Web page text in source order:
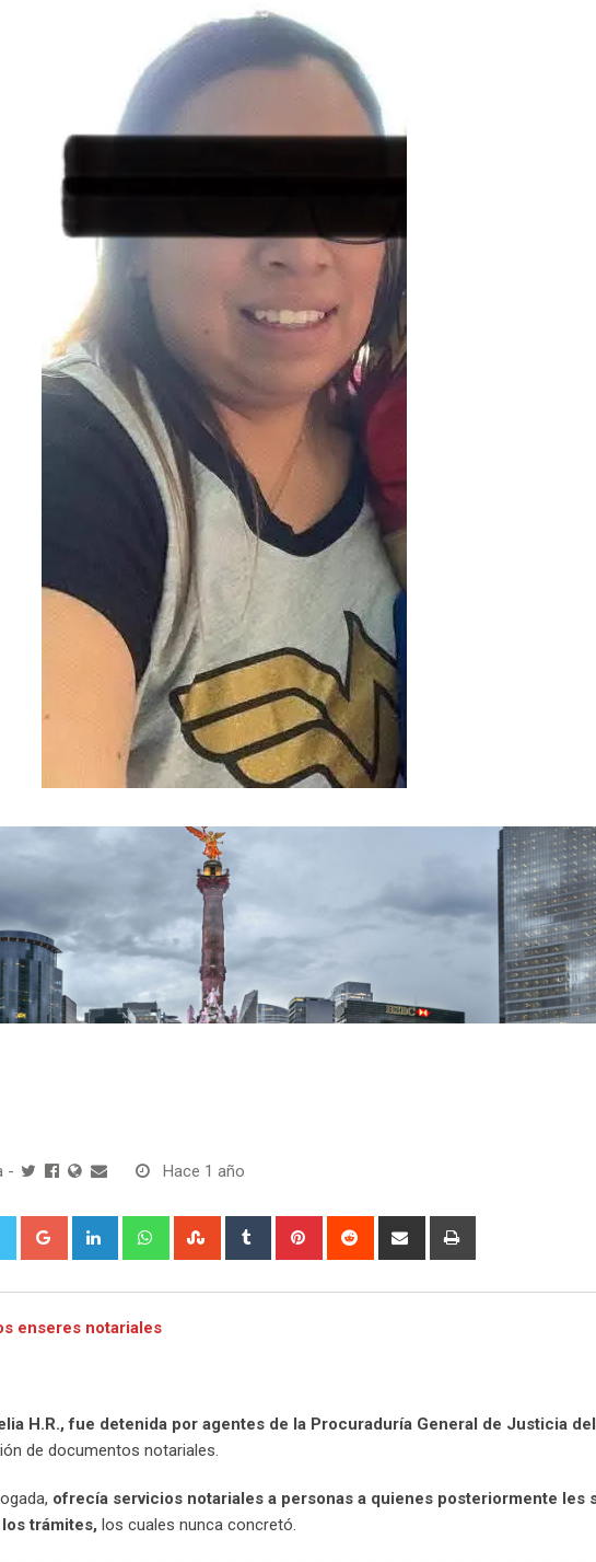
- Hace 1 año
Google+ LinkedIn WhatsappStumbleUpon
Tumblr Pinterest Reddit
Share
enseres notariales
H.R., fue detenida por agentes de la Procuraduría General de Justicia
de documentos notariales.
ofrecía servicios notariales a personas a quienes posteriormente les
trámites, los cuales nunca concretó.